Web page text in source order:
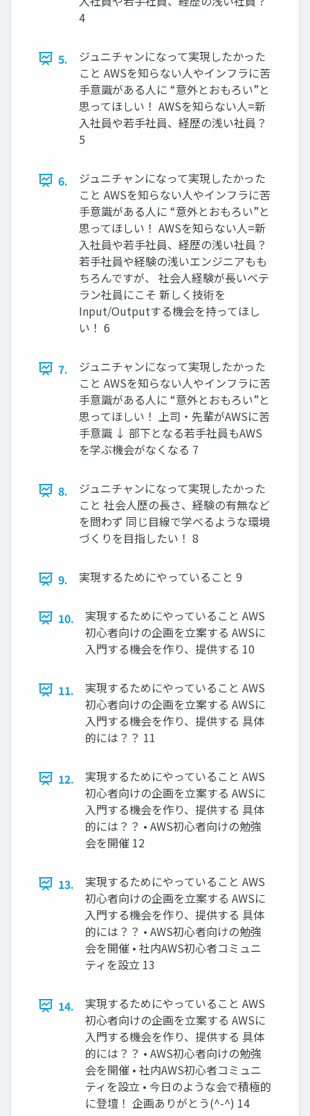
4
5.
ジュニチャンになって実現したかった
こと AWSを知らない人やインフラに苦
手意識がある人に “意外とおもろい”と
思ってほしい！ AWSを知らない人=新
入社員や若手社員、経歴の浅い社員？
5
6.
ジュニチャンになって実現したかった
こと AWSを知らない人やインフラに苦
手意識がある人に “意外とおもろい”と
思ってほしい！ AWSを知らない人=新
入社員や若手社員、経歴の浅い社員？
若手社員や経験の浅いエンジニアもも
ちろんですが、 社会人経験が長いベテ
ラン社員にこそ 新しく技術を
Input/Outputする機会を持ってほし
い！ 6
7.
ジュニチャンになって実現したかった
こと AWSを知らない人やインフラに苦
手意識がある人に “意外とおもろい”と
思ってほしい！ 上司・先輩がAWSに苦
手意識 ↓ 部下となる若手社員もAWS
を学ぶ機会がなくなる 7
8.
ジュニチャンになって実現したかった
こと 社会人歴の長さ、経験の有無など
を問わず 同じ目線で学べるような環境
づくりを目指したい！ 8
9. 実現するためにやっていること 9
10.
実現するためにやっていること AWS
初心者向けの企画を立案する AWSに
入門する機会を作り、提供する 10
11.
実現するためにやっていること AWS
初心者向けの企画を立案する AWSに
入門する機会を作り、提供する 具体
的には？？ 11
12.
実現するためにやっていること AWS
初心者向けの企画を立案する AWSに
入門する機会を作り、提供する 具体
的には？？ • AWS初心者向けの勉強
会を開催 12
13.
実現するためにやっていること AWS
初心者向けの企画を立案する AWSに
入門する機会を作り、提供する 具体
的には？？ • AWS初心者向けの勉強
会を開催 • 社内AWS初心者コミュニ
ティを設立 13
14.
実現するためにやっていること AWS
初心者向けの企画を立案する AWSに
入門する機会を作り、提供する 具体
的には？？ • AWS初心者向けの勉強
会を開催 • 社内AWS初心者コミュニ
ティを設立 • 今日のような会で積極的
に登壇！ 企画ありがとう(^-^) 14